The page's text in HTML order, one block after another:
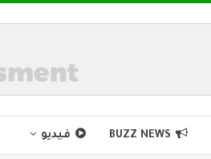
BUZZ NEWS فيديو